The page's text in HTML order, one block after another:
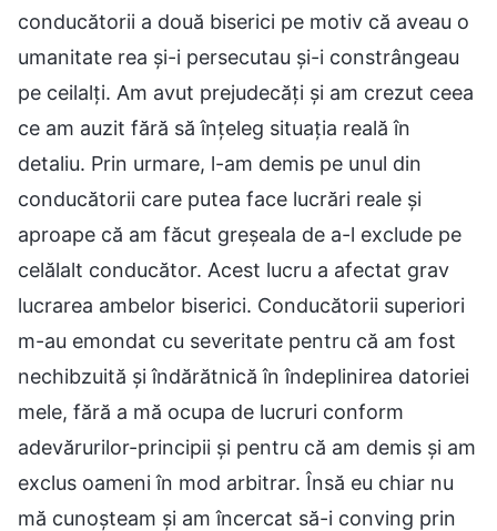
conducătorii a două biserici pe motiv că aveau o
umanitate rea și-i persecutau și-i constrângeau
pe ceilalți. Am avut prejudecăți și am crezut ceea
ce am auzit fără să înțeleg situația reală în
detaliu. Prin urmare, l-am demis pe unul din
conducătorii care putea face lucrări reale și
aproape că am făcut greșeala de a-l exclude pe
celălalt conducător. Acest lucru a afectat grav
lucrarea ambelor biserici. Conducătorii superiori
m-au emondat cu severitate pentru că am fost
nechibzuită și îndărătnică în îndeplinirea datoriei
mele, fără a mă ocupa de lucruri conform
adevărurilor-principii și pentru că am demis și am
exclus oameni în mod arbitrar. Însă eu chiar nu
mă cunoșteam și am încercat să-i conving prin